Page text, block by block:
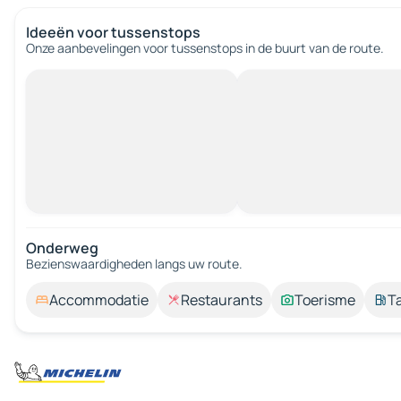
Ideeën voor tussenstops
Onze aanbevelingen voor tussenstops in de buurt van de route.
Onderweg
Bezienswaardigheden langs uw route.
Accommodatie Restaurants Toerisme